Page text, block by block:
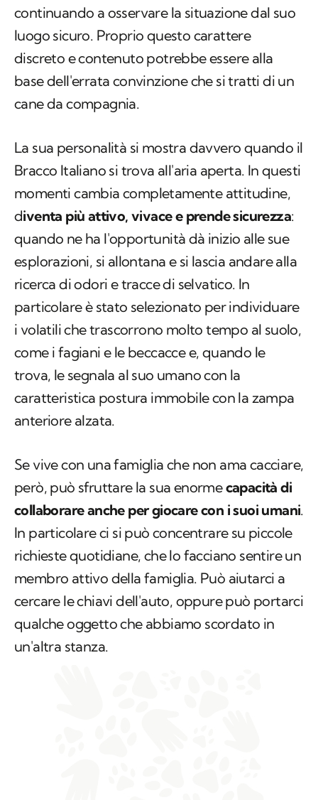
continuando a osservare la situazione dal suo
luogo sicuro. Proprio questo carattere
discreto e contenuto potrebbe essere alla
base dell'errata convinzione che si tratti di un
cane da compagnia.
La sua personalità si mostra davvero quando il
Bracco Italiano si trova all'aria aperta. In questi
momenti cambia completamente attitudine,
diventa più attivo, vivace e prende sicurezza:
quando ne ha l'opportunità dà inizio alle sue
esplorazioni, si allontana e si lascia andare alla
ricerca di odori e tracce di selvatico. In
particolare è stato selezionato per individuare
i volatili che trascorrono molto tempo al suolo,
come i fagiani e le beccacce e, quando le
trova, le segnala al suo umano con la
caratteristica postura immobile con la zampa
anteriore alzata.
Se vive con una famiglia che non ama cacciare,
però, può sfruttare la sua enormecapacità di
collaborare anche per giocare con i suoi umani.
In particolare ci si può concentrare su piccole
richieste quotidiane, che lo facciano sentire un
membro attivo della famiglia. Può aiutarci a
cercare le chiavi dell'auto, oppure può portarci
qualche oggetto che abbiamo scordato in
un'altra stanza.